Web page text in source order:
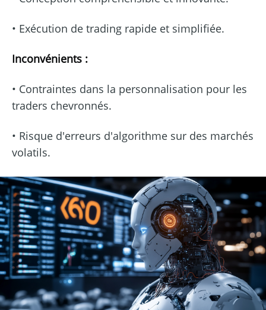
• Exécution de trading rapide et simplifiée.
Inconvénients :
• Contraintes dans la personnalisation pour les
traders chevronnés.
• Risque d'erreurs d'algorithme sur des marchés
volatils.